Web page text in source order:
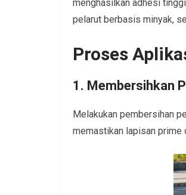
menghasilkan adhesi
pelarut berbasis minyak,
Proses
1. Membersihkan
Melakukan pembersihan
memastikan lapisan prime